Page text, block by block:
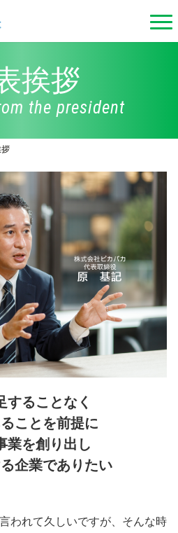
挨拶
the president
することなく
ことを前提に
業を創り出し
企業でありたい
われて久しいですが、そんな時